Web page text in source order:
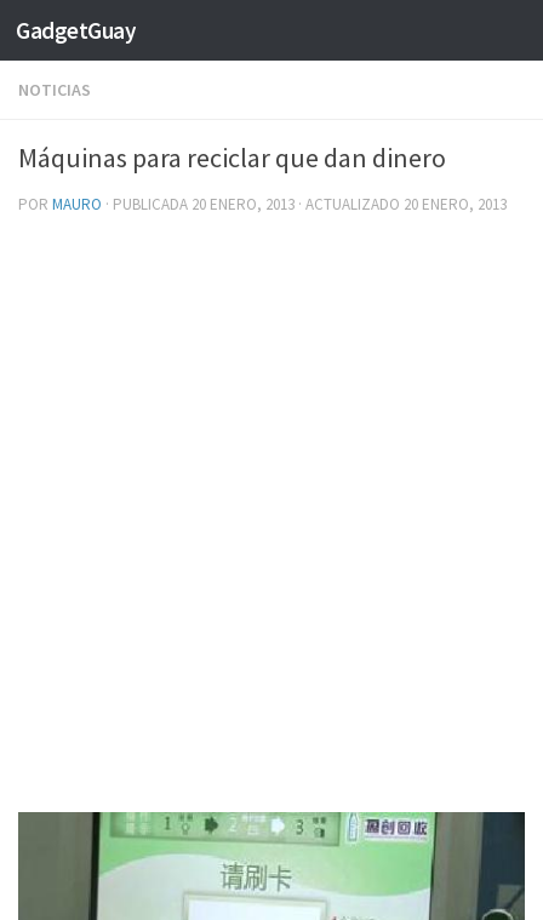
Saltar al contenido
GadgetGuay
NOTICIAS
Máquinas para reciclar que dan dinero
POR MAURO · PUBLICADA 20 ENERO, 2013 · ACTUALIZADO 20 ENERO, 2013